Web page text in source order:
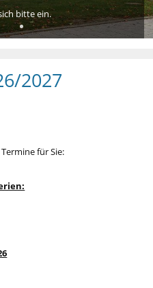
bitte ein.
2027
für Sie: